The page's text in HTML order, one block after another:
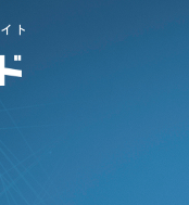
ト